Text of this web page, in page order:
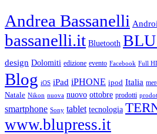
Andrea Bassanelli
bassanelli.it Bluetooth BLU
design Dolomiti edizione evento Facebook Full
Blog iOS iPad iPHONE ipod Italia
Natale Nikon nuova nuovo ottobre prodotti
smartphone Sony tablet tecnologia
www.blupress.it